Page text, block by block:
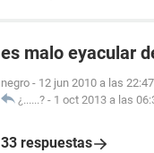
es malo eyacular
negro - 12 jun 2010 a las 22:47
¿......? - 1 oct 2013 a las
33 respuestas